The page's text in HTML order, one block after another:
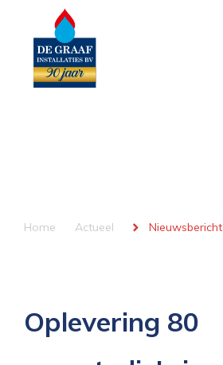
Home Actueel Nieuwsbericht
Oplevering 80